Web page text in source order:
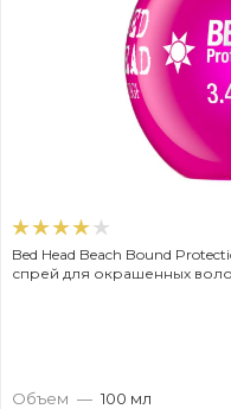
Bed Head Beach Bound
спрей для окрашенных
Объем — 100 мл